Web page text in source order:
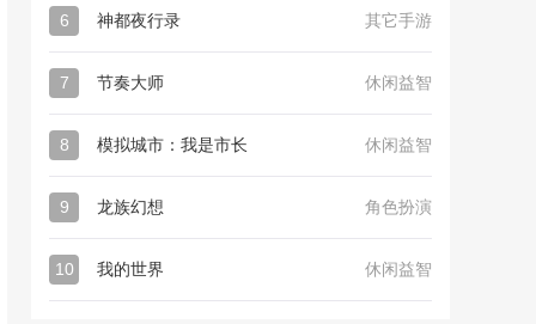
6 神都夜行录 其它手游
7 节奏大师 休闲益智
8 模拟城市：我是市长 休闲益智
9 龙族幻想 角色扮演
10 我的世界 休闲益智